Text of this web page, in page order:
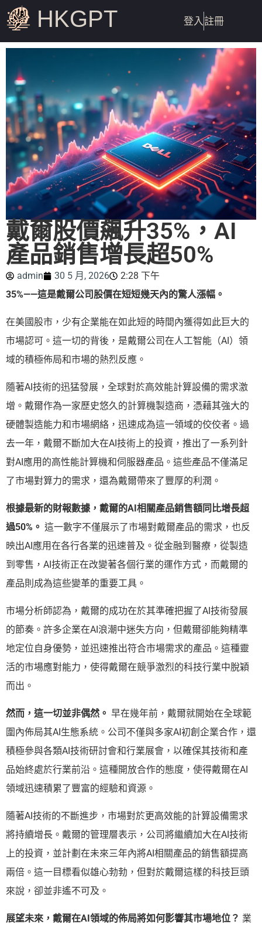
HKGPT 登入註冊
戴爾股價飆升35%，AI
產品銷售增長超50%
admin 30 5 月, 2026
2:28 下午
35%——這是戴爾公司股價在短短幾天內的驚人漲幅。
在美國股市，少有企業能在如此短的時間內獲得如此巨大的
市場認可。這一切的背後，是戴爾公司在人工智能（AI）領
域的積極佈局和市場的熱烈反應。
隨著AI技術的迅猛發展，全球對於高效能計算設備的需求激
增。戴爾作為一家歷史悠久的計算機製造商，憑藉其強大的
硬體製造能力和市場網絡，迅速成為這一領域的佼佼者。過
去一年，戴爾不斷加大在AI技術上的投資，推出了一系列針
對AI應用的高性能計算機和伺服器產品。這些產品不僅滿足
了市場對算力的需求，還為戴爾帶來了豐厚的利潤。
根據最新的財報數據，戴爾的AI相關產品銷售額同比增長超
過50%。 這一數字不僅展示了市場對戴爾產品的需求，也反
映出AI應用在各行各業的迅速普及。從金融到醫療，從製造
到零售，AI技術正在改變著各個行業的運作方式，而戴爾的
產品則成為這些變革的重要工具。
市場分析師認為，戴爾的成功在於其準確把握了AI技術發展
的節奏。許多企業在AI浪潮中迷失方向，但戴爾卻能夠精準
地定位自身優勢，並迅速推出符合市場需求的產品。這種靈
活的市場應對能力，使得戴爾在競爭激烈的科技行業中脫穎
而出。
然而，這一切並非偶然。 早在幾年前，戴爾就開始在全球範
圍內佈局其AI生態系統。公司不僅與多家AI初創企業合作，還
積極參與各類AI技術研討會和行業展會，以確保其技術和產
品始終處於行業前沿。這種開放合作的態度，使得戴爾在AI
領域迅速積累了豐富的經驗和資源。
隨著AI技術的不斷進步，市場對於更高效能的計算設備需求
將持續增長。戴爾的管理層表示，公司將繼續加大在AI技術
上的投資，並計劃在未來三年內將AI相關產品的銷售額提高
兩倍。這一目標看似雄心勃勃，但對於戴爾這樣的科技巨頭
來說，卻並非遙不可及。
展望未來，戴爾在AI領域的佈局將如何影響其市場地位？ 業